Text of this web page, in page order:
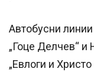
Автобусни
„Гоце Делчев“
„Евлоги и Христо